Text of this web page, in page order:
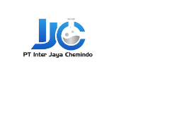
content